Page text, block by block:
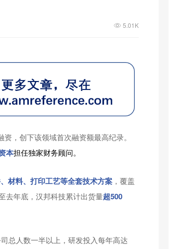
5.01K
资，创下该领域首次融资额最高纪录。
本担任独家财务顾问。
材料、打印工艺等全套技术方案 ，覆盖
去年底，汉邦科技累计出货量超500
总人数一半以上，研发投入每年高达